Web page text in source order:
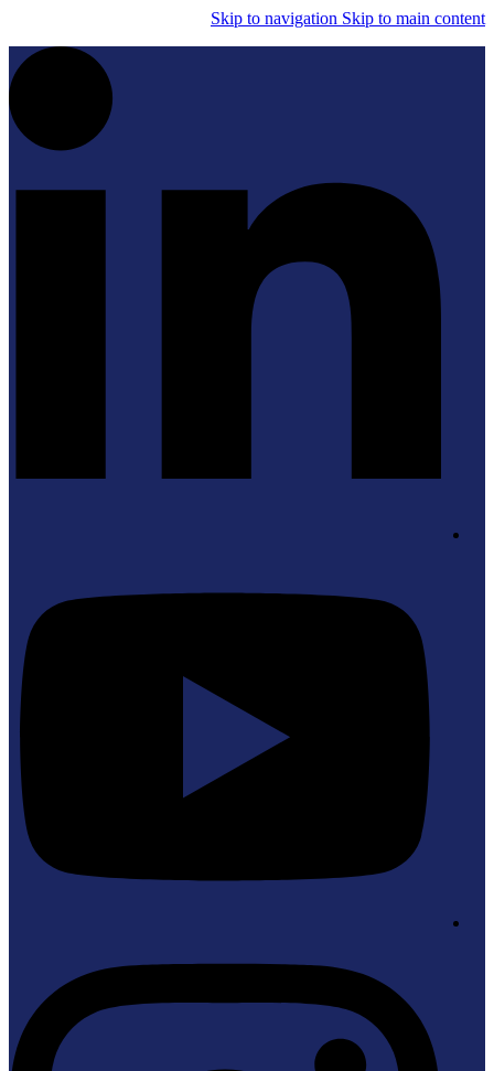
Skip to navigation Skip to main content